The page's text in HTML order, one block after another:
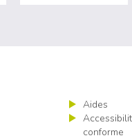
Aides
conforme